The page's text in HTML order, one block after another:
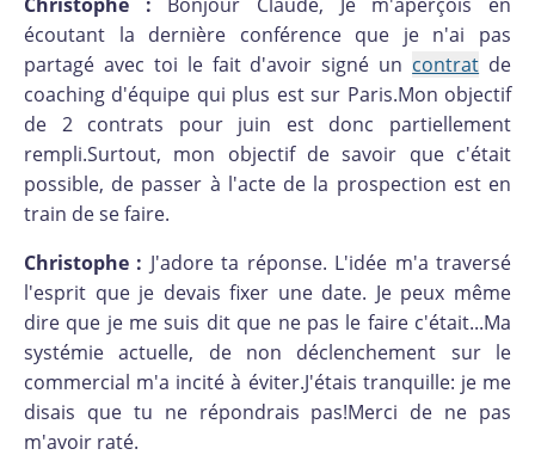
écoutant la dernière conférence que je n'ai pas
partagé avec toi le fait d'avoir signé un contrat de
coaching d'équipe qui plus est sur Paris.Mon objectif
de 2 contrats pour juin est donc partiellement
rempli.Surtout, mon objectif de savoir que c'était
possible, de passer à l'acte de la prospection est en
train de se faire.
Christophe : J'adore ta réponse. L'idée m'a traversé
l'esprit que je devais fixer une date. Je peux même
dire que je me suis dit que ne pas le faire c'était...Ma
systémie actuelle, de non déclenchement sur le
commercial m'a incité à éviter.J'étais tranquille: je me
disais que tu ne répondrais pas!Merci de ne pas
m'avoir raté.